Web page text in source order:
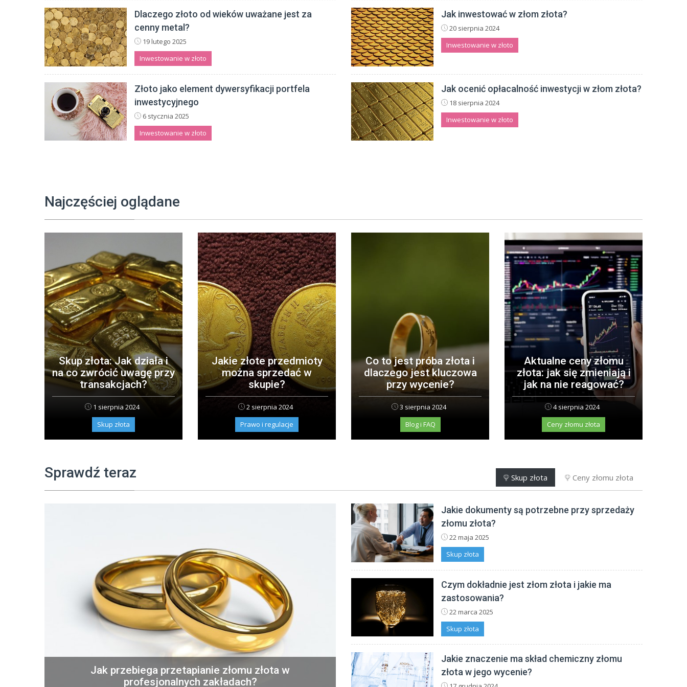
Dlaczego złoto od wieków uważane jest za
cenny metal?
19 lutego 2025
Inwestowanie w złoto
Złoto jako element dywersyfikacji portfela
inwestycyjnego
6 stycznia 2025
Inwestowanie w złoto
Jak inwestować w złom złota?
20 sierpnia 2024
Inwestowanie w złoto
Jak ocenić opłacalność inwestycji w złom złota?
18 sierpnia 2024
Inwestowanie w złoto
Najczęściej oglądane
Skup złota: Jak działa i
na co zwrócić uwagę przy
transakcjach?
1 sierpnia 2024
Skup złota
Jakie złote przedmioty
można sprzedać w
skupie?
2 sierpnia 2024
Prawo i regulacje
Co to jest próba złota i
dlaczego jest kluczowa
przy wycenie?
3 sierpnia 2024
Blog i FAQ
Aktualne ceny złomu
złota: jak się zmieniają i
jak na nie reagować?
4 sierpnia 2024
Ceny złomu złota
Sprawdź teraz Skup złota Ceny złomu złota
Jak przebiega przetapianie złomu złota w
profesjonalnych zakładach?
Jakie dokumenty są potrzebne przy sprzedaży
złomu złota?
22 maja 2025
Skup złota
Czym dokładnie jest złom złota i jakie ma
zastosowania?
22 marca 2025
Skup złota
Jakie znaczenie ma skład chemiczny złomu
złota w jego wycenie?